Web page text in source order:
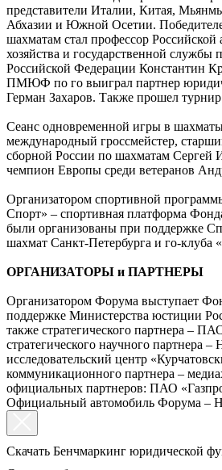
представители Италии, Китая,
Абхазии и Южной Осетии.
шахматам стал профессор Российской
хозяйства и государственной службы
Российской Федерации Константин
ПМЮФ по го выиграл партнер
Герман Захаров. Также прошел
Сеанс одновременной игры в
международный гроссмейстер,
сборной России по шахматам Сергей
чемпион Европы среди ветеранов
Организатором спортивной
Спорт» – спортивная платформа
были организованы при поддержке
шахмат Санкт-Петербурга и го-клуба
ОРГАНИЗАТОРЫ и ПАРТНЕРЫ
Организатором Форума выступает
поддержке Министерства юстиции
также стратегического партнера –
стратегического научного партнера
исследовательский центр
коммуникационного партнера –
официальных партнеров: ПАО
Официальный автомобиль Форума –
Скачать Бенчмаркинг юридической